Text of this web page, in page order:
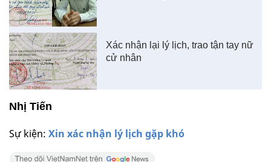
Sự kiện: Xin xác nhận lý lịch gặp khó
Xác nhận lại lý lịch, trao tận tay nữ
cử nhân
Nhị Tiến